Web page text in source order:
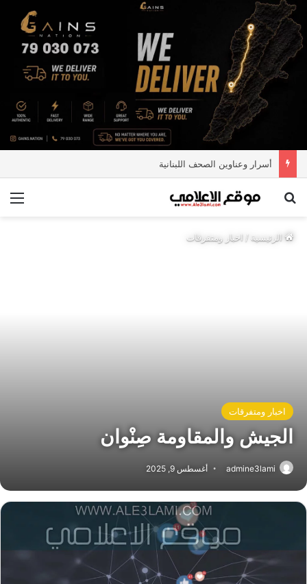
أسرار وعناوين الصحف اللبنانية
بحث عن
الرئيسية/ اخبار ومتفرقات
اخبار ومتفرقات
الجيش والمقاومة صِنْوان
admine3lami أغسطس 9, 2025